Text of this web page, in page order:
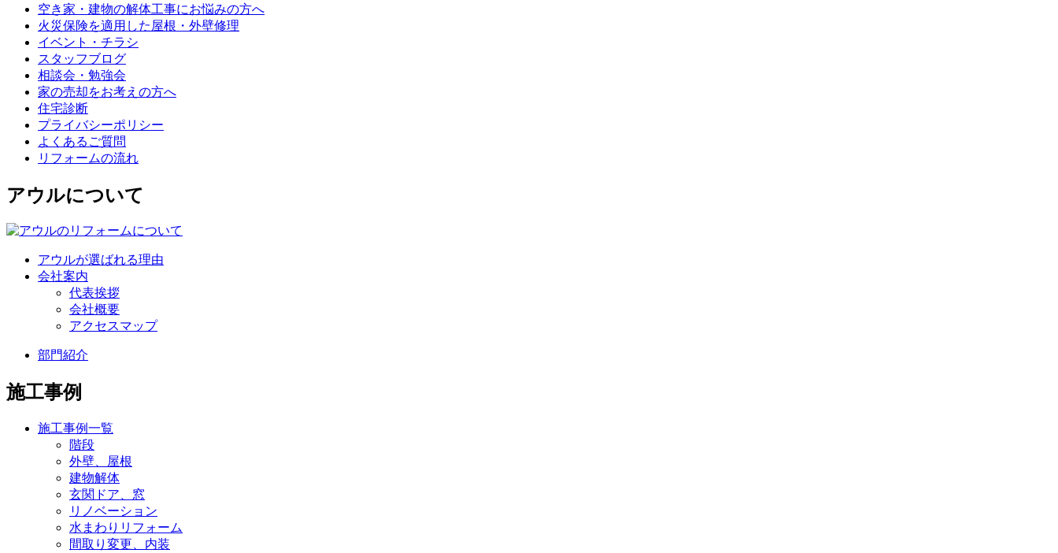
空き家・建物の解体工事にお悩みの方へ
火災保険を適用した屋根・外壁修理
イベント・チラシ
スタッフブログ
相談会・勉強会
家の売却をお考えの方へ
住宅診断
プライバシーポリシー
よくあるご質問
リフォームの流れ
アウルについて
アウルが選ばれる理由
会社案内
代表挨拶
会社概要
アクセスマップ
部門紹介
施工事例
施工事例一覧
階段
外壁、屋根
建物解体
玄関ドア、窓
リノベーション
水まわりリフォーム
間取り変更、内装